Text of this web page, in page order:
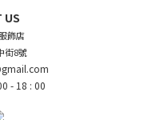
US
飾店
街8號
- 18 : 00